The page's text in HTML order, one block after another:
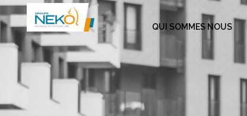
QUI SOMMES NOUS